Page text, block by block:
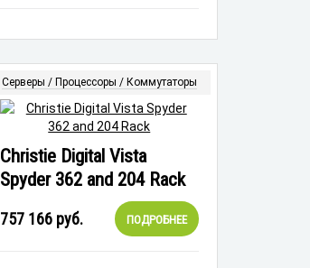
Серверы / Процессоры / Коммутаторы
Christie Digital Vista
Spyder 362 and 204 Rack
757 166руб. ПОДРОБНЕЕ